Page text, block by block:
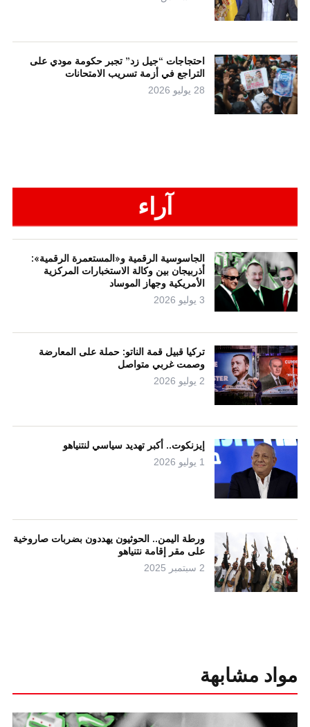
احتجاجات “جيل زد” تجبر حكومة مودي على
التراجع في أزمة تسريب الامتحانات
28 يوليو 2026
آراء
الجاسوسية الرقمية و«المستعمرة الرقمية»:
أذربيجان بين وكالة الاستخبارات المركزية
الأمريكية وجهاز الموساد
3 يوليو 2026
تركيا قبيل قمة الناتو: حملة على المعارضة
وصمت غربي متواصل
2 يوليو 2026
إيزنكوت.. أكبر تهديد سياسي لنتنياهو
1 يوليو 2026
ورطة اليمن.. الحوثيون يهددون بضربات صاروخية
على مقر إقامة نتنياهو
2 سبتمبر 2025
مواد مشابهة